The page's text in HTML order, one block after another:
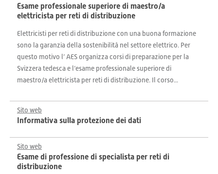
Esame professionale superiore di maestro/a
elettricista per reti di distribuzione
Elettricisti per reti di distribuzione con una buona formazione
sono la garanzia della sostenibilità nel settore elettrico. Per
questo motivo l’ AES organizza corsi di preparazione per la
Svizzera tedesca e l’esame professionale superiore di
maestro/a elettricista per reti di distribuzione. Il corso...
Sito web
Informativa sulla protezione dei dati
Sito web
Esame di professione di specialista per reti di
distribuzione